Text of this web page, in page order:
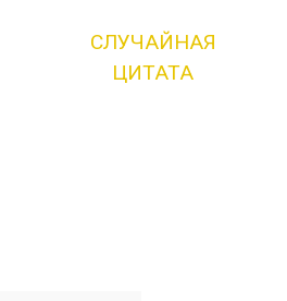
СЛУЧАЙНАЯ
ЦИТАТА